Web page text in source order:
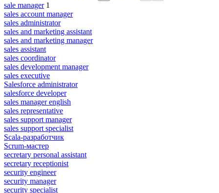
sale manager 1
sales account manager
sales administrator
sales and marketing assistant
sales and marketing manager
sales assistant
sales coordinator
sales development manager
sales executive
Salesforce administrator
salesforce developer
sales manager english
sales representative
sales support manager
sales support specialist
Scala-разработчик
Scrum-мастер
secretary personal assistant
secretary receptionist
security engineer
security manager
security specialist